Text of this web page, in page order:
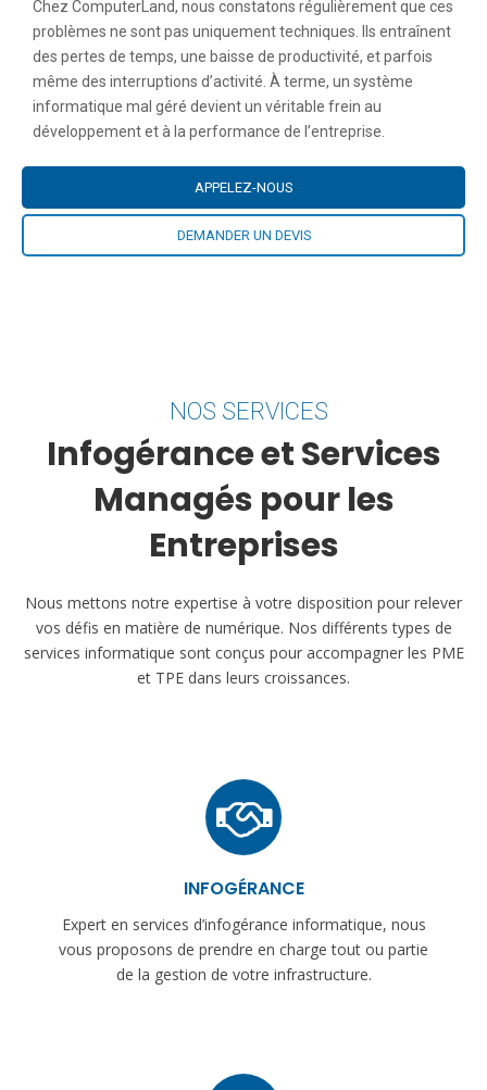
Chez ComputerLand, nous constatons régulièrement que ces
problèmes ne sont pas uniquement techniques. Ils entraînent
des pertes de temps, une baisse de productivité, et parfois
même des interruptions d’activité. À terme, un système
informatique mal géré devient un véritable frein au
développement et à la performance de l’entreprise.
APPELEZ-NOUS
DEMANDER UN DEVIS
NOS SERVICES
Infogérance et Services
Managés pour les
Entreprises
Nous mettons notre expertise à votre disposition pour relever
vos défis en matière de numérique. Nos différents types de
services informatique sont conçus pour accompagner les PME
et TPE dans leurs croissances.
INFOGÉRANCE
Expert en services d’infogérance informatique, nous
vous proposons de prendre en charge tout ou partie
de la gestion de votre infrastructure.